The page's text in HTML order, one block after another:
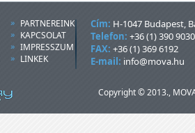
PARTNEREINK
KAPCSOLAT
IMPRESSZUM
LINKEK
Cím: H-1047 Budapest,
Telefon: +36 (1) 390 9030
FAX: +36 (1) 369 6192
E-mail: info@mova.hu
Copyright © 2013.,